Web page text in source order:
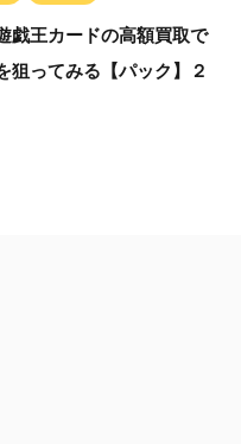
戯王カードの高額買取で
狙ってみる【パック】２